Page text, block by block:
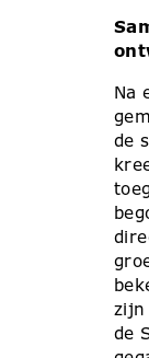
Na
de
zijn
de